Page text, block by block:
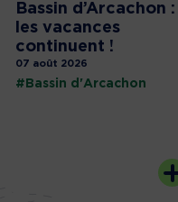
Bassin d’Arcachon :
les vacances
continuent !
07 août 2026
#Bassin d'Arcachon